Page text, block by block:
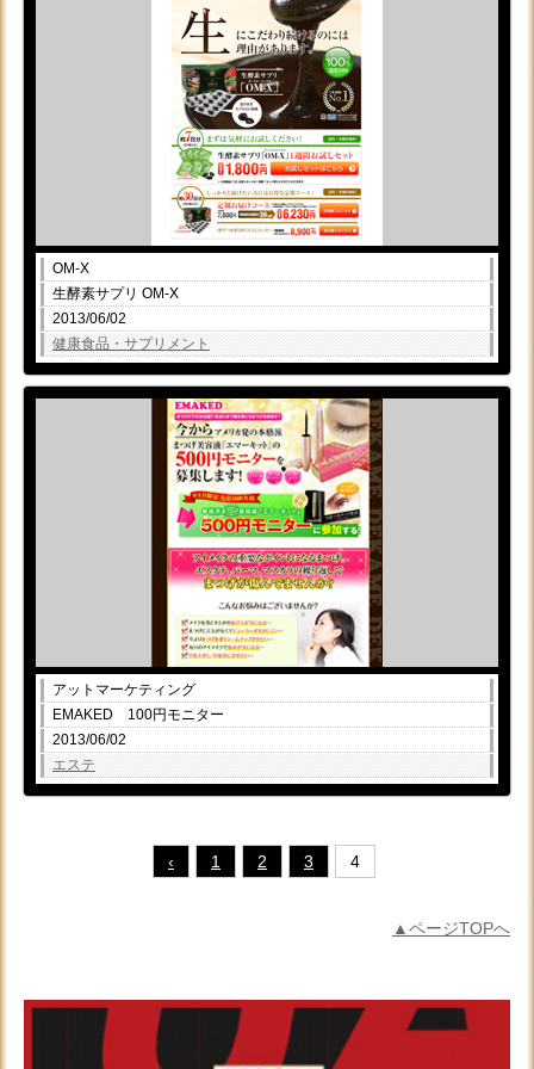
OM-X
生酵素サプリ OM-X
2013/06/02
健康食品・サプリメント
アットマーケティング
EMAKED 100円モニター
2013/06/02
エステ
‹ 1 2 3 4
▲ページTOPへ